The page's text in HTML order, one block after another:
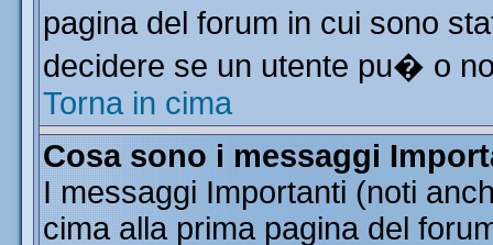
pagina del forum in cui sono
decidere se un utente pu� o
Torna in cima
Cosa sono i messaggi
I messaggi Importanti (noti
cima alla prima pagina del